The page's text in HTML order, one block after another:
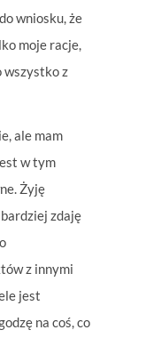
wniosku, że
moje racje,
wszystko z
ale mam
w tym
Żyję
zdaję
z innymi
jest
na coś, co